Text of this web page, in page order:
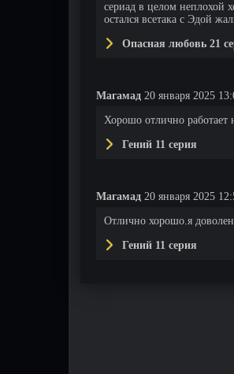
сериад в целом неплохой
остался всетака с Эдой
Опасная любовь 21
Магамад 20 января 2025
Хорошо отлично работает
Гений 11 серия
Магамад 20 января 2025
Отлично хорошо.я доволен
Гений 11 серия